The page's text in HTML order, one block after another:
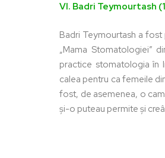
VI. Badri Teymourtash
Badri Teymourtash a
„Mama Stomatologiei”
practice stomatologia în
calea pentru ca femeile
fost, de asemenea, o
și-o puteau permite și